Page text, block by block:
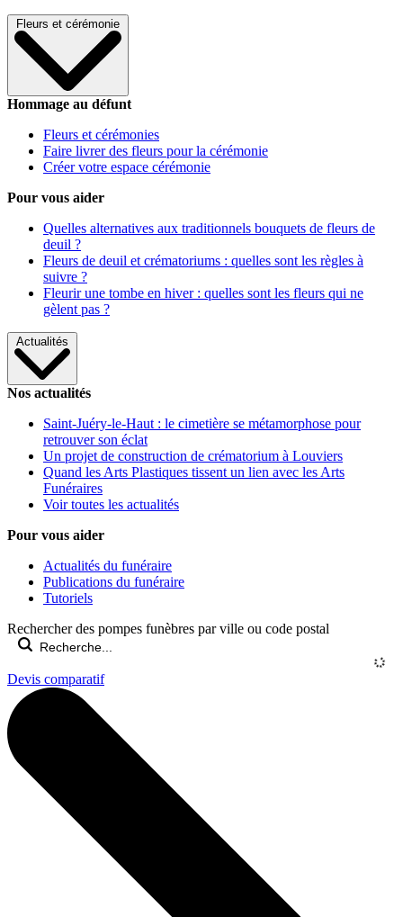
Fleurs et cérémonie
Hommage au défunt
Fleurs et cérémonies
Faire livrer des fleurs pour la cérémonie
Créer votre espace cérémonie
Pour vous aider
Quelles alternatives aux traditionnels bouquets de fleurs de
deuil ?
Fleurs de deuil et crématoriums : quelles sont les règles à
suivre ?
Fleurir une tombe en hiver : quelles sont les fleurs qui ne
gèlent pas ?
Actualités
Nos actualités
Saint-Juéry-le-Haut : le cimetière se métamorphose pour
retrouver son éclat
Un projet de construction de crématorium à Louviers
Quand les Arts Plastiques tissent un lien avec les Arts
Funéraires
Voir toutes les actualités
Pour vous aider
Actualités du funéraire
Publications du funéraire
Tutoriels
Rechercher des pompes funèbres par ville ou code postal
Devis comparatif